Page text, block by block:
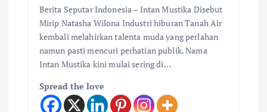
Berita Seputar Indonesia – Intan Mustika Disebut
Mirip Natasha Wilona Industri hiburan Tanah Air
kembali melahirkan talenta muda yang perlahan
namun pasti mencuri perhatian publik. Nama
Intan Mustika kini mulai sering di…
Spread the love